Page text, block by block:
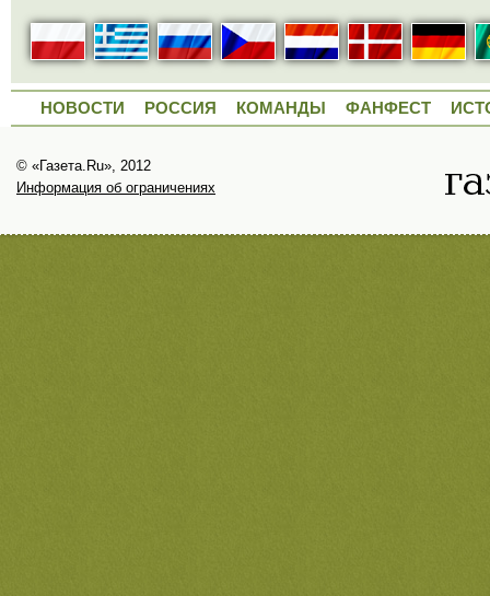
НОВОСТИ РОССИЯ КОМАНДЫ ФАНФЕСТ
© «Газета.Ru», 2012
Информация об ограничениях